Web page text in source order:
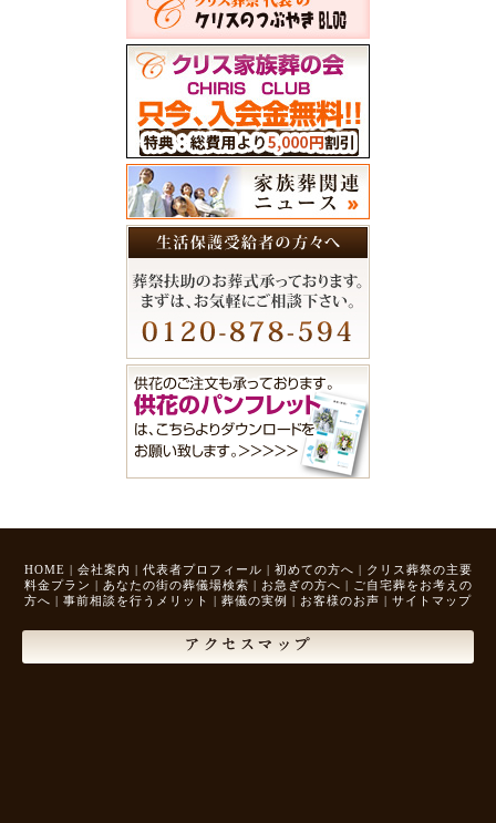
HOME | 会社案内 | 代表者プロフィール | 初めての方へ | クリス葬祭の主要
料金プラン | あなたの街の葬儀場検索 | お急ぎの方へ | ご自宅葬をお考えの
方へ | 事前相談を行うメリット | 葬儀の実例 | お客様のお声 | サイトマップ
アクセスマップ